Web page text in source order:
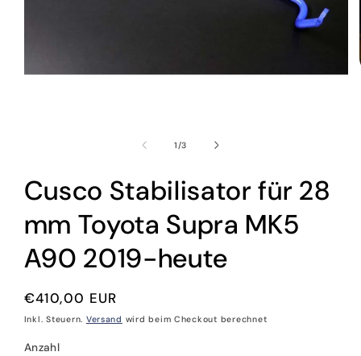
1/von
3
Cusco Stabilisator für 28
mm Toyota Supra MK5
A90 2019-heute
Normaler
Preis
€410,00 EUR
Inkl. Steuern. Versand wird beim Checkout berechnet
Anzahl
Anzahl